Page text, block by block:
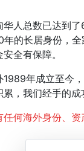
总数已达到了6
年的长居身份，
全有保障。
年成立至今，
累，我们经手的
任何海外身份、